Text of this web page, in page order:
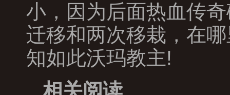
小，因为后面热血传
迁移和两次移栽，在
知如此沃玛教主!